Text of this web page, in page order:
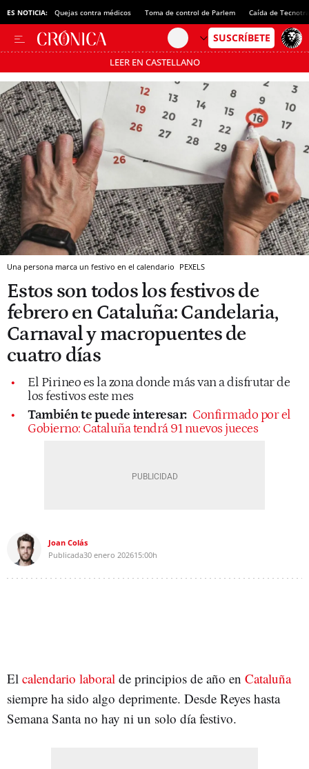
ES NOTICIA: Quejas contra médicos Toma de control de Parlem Caída de
LEER EN CASTELLANO
Pásate al MODO AHORRO
Una persona marca un festivo en el calendario PEXELS
Estos son todos los festivos de
febrero en Cataluña: Candelaria,
Carnaval y macropuentes de
cuatro días
El Pirineo es la zona donde más van a disfrutar de
los festivos este mes
También te puede interesar: Confirmado por el
Gobierno: Cataluña tendrá 91 nuevos jueces
Joan Colás
Publicada30 enero 202615:00h
El calendario laboral de principios de año en Cataluña
siempre ha sido algo deprimente. Desde Reyes hasta
Semana Santa no hay ni un solo día festivo.